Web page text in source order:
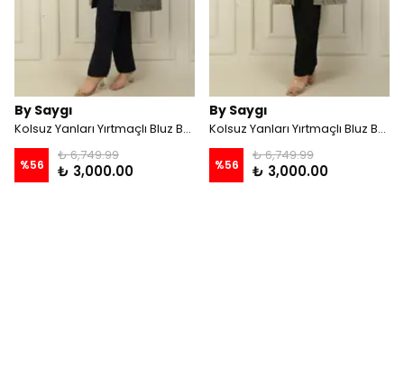
By Saygı
Kolsuz Yanları Yırtmaçlı Bluz Boncuk Detaylı Astarlı Uzun Jakarlı Ceket Pantolon Büyük Beden 3'lü Takım - Lacivert
%56
₺ 6,749.99
₺ 3,000.00
By Saygı
Kolsuz Yanları Yırtmaçlı Bluz Boncuk Detaylı Astarlı Uzun Jakarlı Ceket Pantolon Büyük Beden 3'lü Takım - Siyah
%56
₺ 6,749.99
₺ 3,000.00